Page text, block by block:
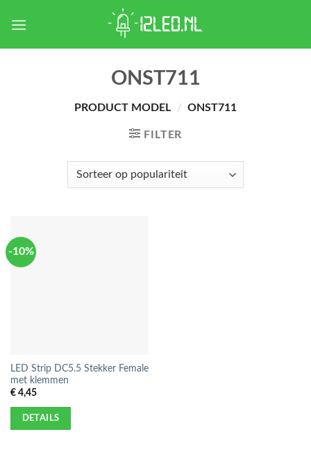
ONST711
PRODUCT MODEL / ONST711
FILTER
-10%
LED Strip DC5.5 Stekker Female
met klemmen
€4,45
DETAILS